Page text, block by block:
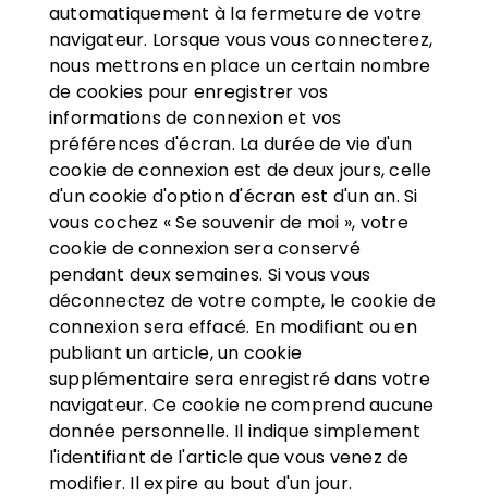
automatiquement à la fermeture de votre
navigateur. Lorsque vous vous connecterez,
nous mettrons en place un certain nombre
de cookies pour enregistrer vos
informations de connexion et vos
préférences d'écran. La durée de vie d'un
cookie de connexion est de deux jours, celle
d'un cookie d'option d'écran est d'un an. Si
vous cochez « Se souvenir de moi », votre
cookie de connexion sera conservé
pendant deux semaines. Si vous vous
déconnectez de votre compte, le cookie de
connexion sera effacé. En modifiant ou en
publiant un article, un cookie
supplémentaire sera enregistré dans votre
navigateur. Ce cookie ne comprend aucune
donnée personnelle. Il indique simplement
l'identifiant de l'article que vous venez de
modifier. Il expire au bout d'un jour.